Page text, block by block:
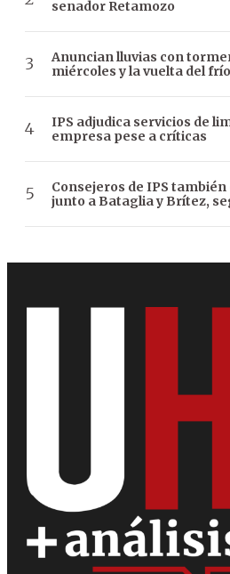
senador Retamozo
Anuncian lluvias con
miércoles y la vuelta del
IPS adjudica servicios de
empresa pese a críticas
Consejeros de IPS
junto a Bataglia y Brítez,